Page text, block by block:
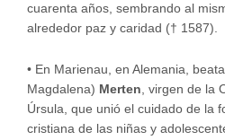
cuarenta años, sembrando al
alrededor paz y caridad († 1587).
• En Marienau, en Alemania, beata
Magdalena) Merten , virgen de la
Úrsula, que unió el cuidado de la
cristiana de las niñas y